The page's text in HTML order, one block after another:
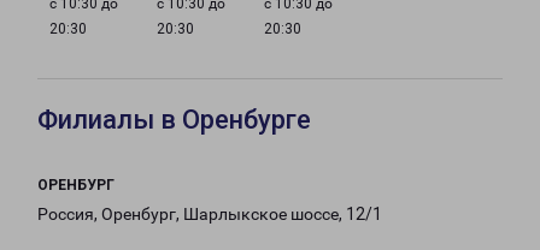
с 10:30 до
20:30
с 10:30 до
20:30
с 10:30 до
20:30
Филиалы в Оренбурге
ОРЕНБУРГ
Россия, Оренбург, Шарлыкское шоссе, 12/1